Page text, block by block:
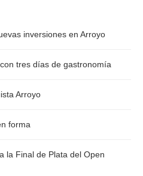
inversiones en Arroyo
tres días de gastronomía
Arroyo
forma
la Final de Plata del Open